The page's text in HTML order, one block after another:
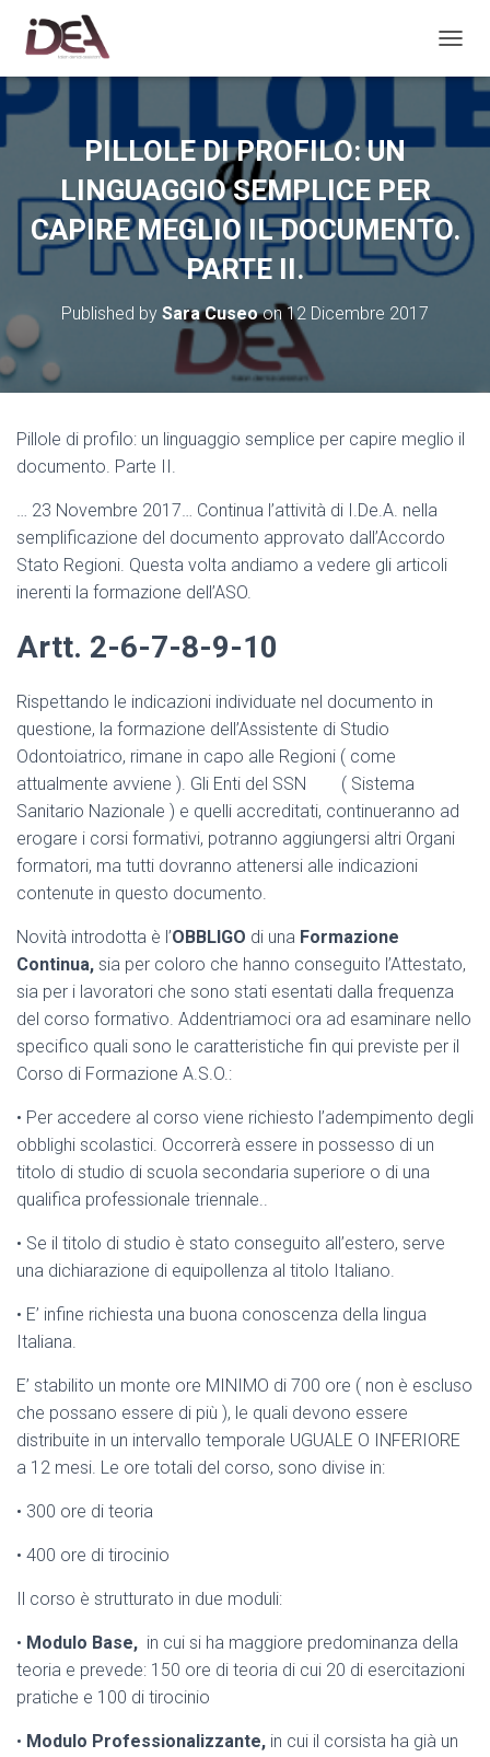
PILLOLE DI PROFILO: UN
LINGUAGGIO SEMPLICE PER
CAPIRE MEGLIO IL DOCUMENTO.
PARTE II.
Published by Sara Cuseoon 12 Dicembre 2017
Pillole di profilo: un linguaggio semplice per capire meglio il
documento. Parte II.
… 23 Novembre 2017… Continua l’attività di I.De.A. nella
semplificazione del documento approvato dall’Accordo
Stato Regioni. Questa volta andiamo a vedere gli articoli
inerenti la formazione dell’ASO.
Artt. 2-6-7-8-9-10
Rispettando le indicazioni individuate nel documento in
questione, la formazione dell’Assistente di Studio
Odontoiatrico, rimane in capo alle Regioni ( come
attualmente avviene ). Gli Enti del SSN ( Sistema
Sanitario Nazionale ) e quelli accreditati, continueranno ad
erogare i corsi formativi, potranno aggiungersi altri Organi
formatori, ma tutti dovranno attenersi alle indicazioni
contenute in questo documento.
Novità introdotta è l’OBBLIGO di una Formazione
Continua, sia per coloro che hanno conseguito l’Attestato,
sia per i lavoratori che sono stati esentati dalla frequenza
del corso formativo. Addentriamoci ora ad esaminare nello
specifico quali sono le caratteristiche fin qui previste per il
Corso di Formazione A.S.O.:
• Per accedere al corso viene richiesto l’adempimento degli
obblighi scolastici. Occorrerà essere in possesso di un
titolo di studio di scuola secondaria superiore o di una
qualifica professionale triennale..
• Se il titolo di studio è stato conseguito all’estero, serve
una dichiarazione di equipollenza al titolo Italiano.
• E’ infine richiesta una buona conoscenza della lingua
Italiana.
E’ stabilito un monte ore MINIMO di 700 ore ( non è escluso
che possano essere di più ), le quali devono essere
distribuite in un intervallo temporale UGUALE O INFERIORE
a 12 mesi. Le ore totali del corso, sono divise in:
• 300 ore di teoria
• 400 ore di tirocinio
Il corso è strutturato in due moduli:
• Modulo Base, in cui si ha maggiore predominanza della
teoria e prevede: 150 ore di teoria di cui 20 di esercitazioni
pratiche e 100 di tirocinio
• Modulo Professionalizzante, in cui il corsista ha già un